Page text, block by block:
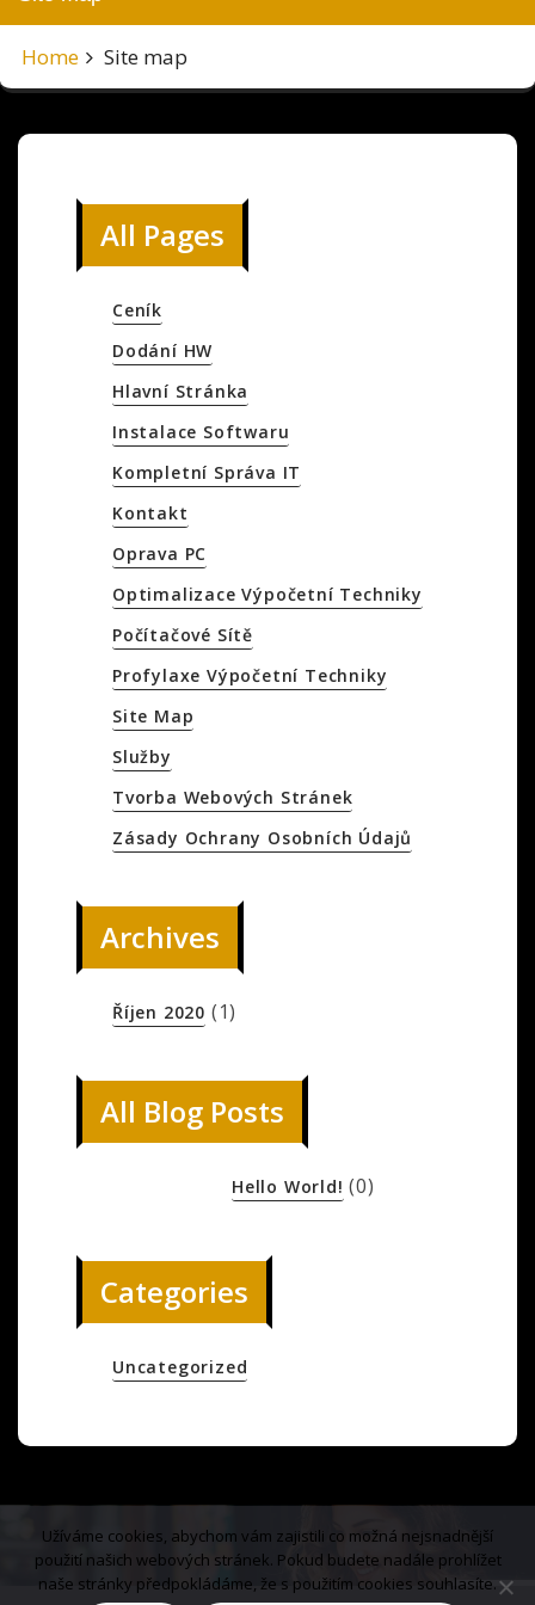
Home Site map
All Pages
Ceník
Dodání HW
Hlavní Stránka
Instalace Softwaru
Kompletní Správa IT
Kontakt
Oprava PC
Optimalizace Výpočetní Techniky
Počítačové Sítě
Profylaxe Výpočetní Techniky
Site Map
Služby
Tvorba Webových Stránek
Zásady Ochrany Osobních Údajů
Archives
Říjen 2020 (1)
All Blog Posts
Hello World! (0)
Categories
Uncategorized
Užíváme cookies, abychom vám zajistili co možná nejsnadnější
použití našich webových stránek. Pokud budete nadále prohlížet
naše stránky předpokládáme, že s použitím cookies souhlasíte.